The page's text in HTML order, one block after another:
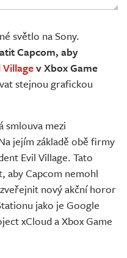
světlo na Sony.
Capcom, aby
Villagev Xbox Game
stejnou grafickou
smlouva mezi
jejím základě obě firmy
Evil Village. Tato
aby Capcom nemohl
nový akční horor
jako je Google
xCloud a Xbox Game